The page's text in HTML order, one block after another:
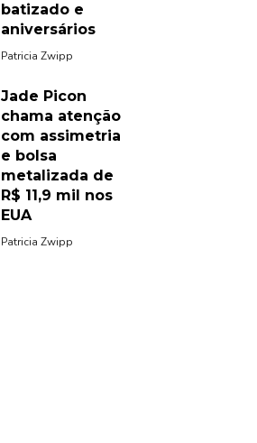
batizado e
aniversários
Patricia Zwipp
Jade Picon
chama atenção
com assimetria
e bolsa
metalizada de
R$ 11,9 mil nos
EUA
Patricia Zwipp